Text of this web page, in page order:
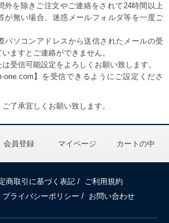
外を除きご注文やご連絡をされて24時間以上
が無い場合、迷惑メールフォルダ等を一度ご
パソコンアドレスから送信されたメールの受
ますとご連絡ができません。
受信可能設定をよろしくお願い致します。
one.com】を受信できるようにご設定くださ
了承宜しくお願い致します。
会員登録 マイページ カートの中
商取引に基づく表記 /
ご利用規約
プライバシーポリシー / お問い合わせ